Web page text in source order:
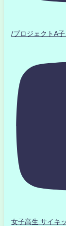
/プロジェクトA
女子高生 サイキ